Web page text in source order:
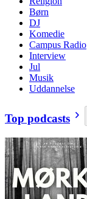
Børn
DJ
Komedie
Campus Radio
Interview
Jul
Musik
Uddannelse
Top podcasts